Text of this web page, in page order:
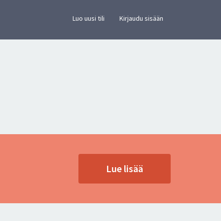
Luo uusi tili Kirjaudu sisään
Lue lisää